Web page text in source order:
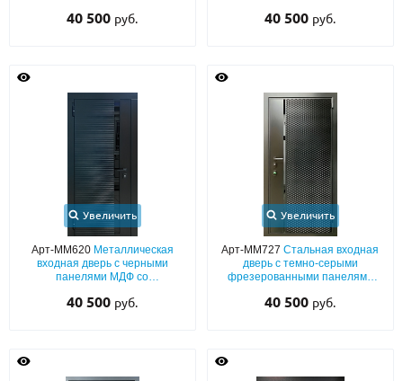
40 500 руб. 40 500 руб.
Увеличить
Арт-ММ620 Металлическая
входная дверь с черными
панелями МДФ со
стеклянной вставкой
40 500 руб.
Увеличить
Арт-ММ727Стальная входная
дверь с темно-серыми
фрезерованными панелями
40 500 руб.